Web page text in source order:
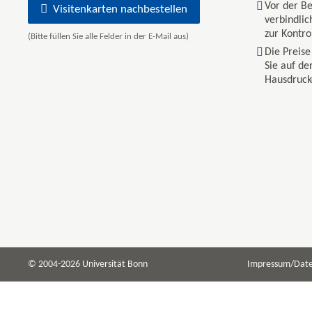
Visitenkarten nachbestellen
(Bitte füllen Sie alle Felder in der E-Mail aus)
Vor der
zur
Die
Sie auf
© 2004-2026 Universität Bonn Impressum/